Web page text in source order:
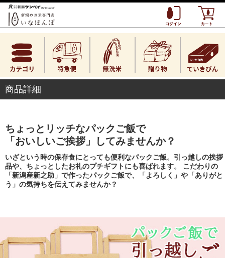
商品詳細
ちょっとリッチなパックご飯で
「おいしいご挨拶」してみませんか？
いざという時の保存食にとっても便利なパックご飯。引っ越しの挨拶
品や、ちょっとしたお礼のプチギフトにも喜ばれます。 こだわりの
「新潟産新之助」で作ったパックご飯で、「よろしく」や「ありがと
う」の気持ちを伝えてみませんか？